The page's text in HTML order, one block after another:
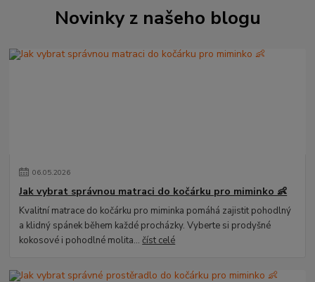
Novinky z našeho blogu
06.05.2026
Jak vybrat správnou matraci do kočárku pro miminko 👶
Kvalitní matrace do kočárku pro miminka pomáhá zajistit pohodlný
a klidný spánek během každé procházky. Vyberte si prodyšné
kokosové i pohodlné molita...číst celé